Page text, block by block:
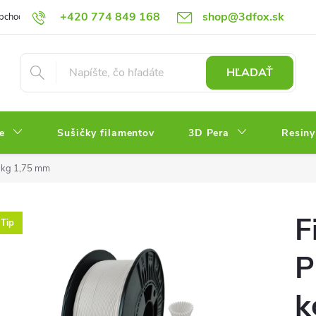
+420 774 849 168 shop@3dfox.sk
podmienky Podmienky ochrany osobných údajov
HĽADAŤ
Sušičky filamentov 3D Pera Resiny
1,75 mm
Tip